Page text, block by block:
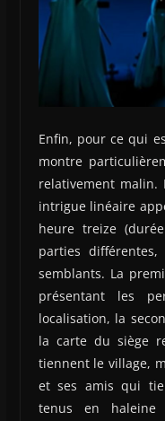
Enfin, pour ce qui
montre
relativement malin.
intrigue linéaire
heure treize
parties
semblants. La
présentant les
localisation, la
la carte du siège
tiennent le village,
et ses amis qui
tenus en haleine